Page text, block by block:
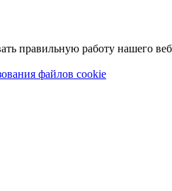
правильную работу нашего
файлов cookie